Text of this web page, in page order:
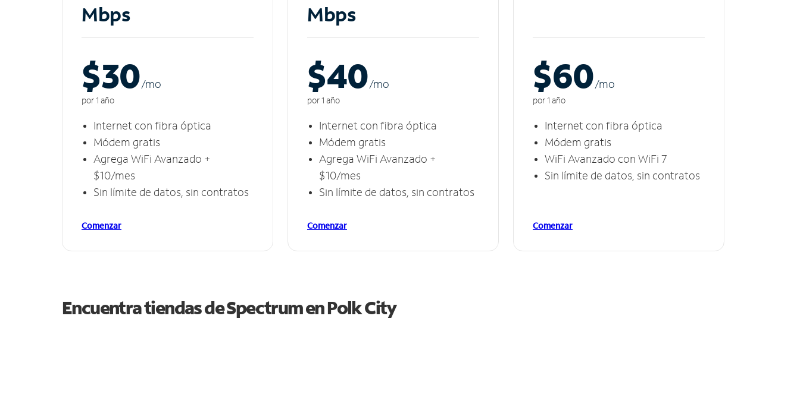
Mbps
$30/mo
por 1 año
Internet con fibra óptica
Módem gratis
Agrega WiFi Avanzado +
$10/mes
Sin límite de datos, sin contratos
Comenzar
Mbps
$40/mo
por 1 año
Internet con fibra óptica
Módem gratis
Agrega WiFi Avanzado +
$10/mes
Sin límite de datos, sin contratos
Comenzar
$60/mo
por 1 año
Internet con fibra óptica
Módem gratis
WiFi Avanzado con WiFi 7
Sin límite de datos, sin contratos
Comenzar
Encuentra tiendas de Spectrum enPolk City